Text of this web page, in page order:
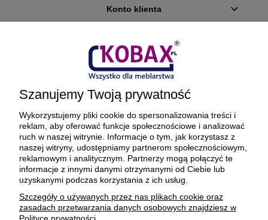
Konto klienta
Płatności i dostawa
Ciekawostki
O firmie
BEZPIECZNE PŁATNOŚCI ORAZ DOSTAWA
Szanujemy Twoją prywatność
Wykorzystujemy pliki cookie do spersonalizowania treści i
reklam, aby oferować funkcje społecznościowe i analizować
ruch w naszej witrynie. Informacje o tym, jak korzystasz z
naszej witryny, udostępniamy partnerom społecznościowym,
reklamowym i analitycznym. Partnerzy mogą połączyć te
informacje z innymi danymi otrzymanymi od Ciebie lub
uzyskanymi podczas korzystania z ich usług.
Szczegóły o używanych przez nas plikach cookie oraz
zasadach przetwarzania danych osobowych znajdziesz w